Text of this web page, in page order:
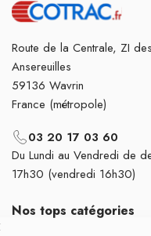
Route de la Centrale, ZI des
Ansereuilles
59136 Wavrin
France (métropole)
03 20 17 03 60
Du Lundi au Vendredi de
17h30 (vendredi 16h30)
Nos tops catégories